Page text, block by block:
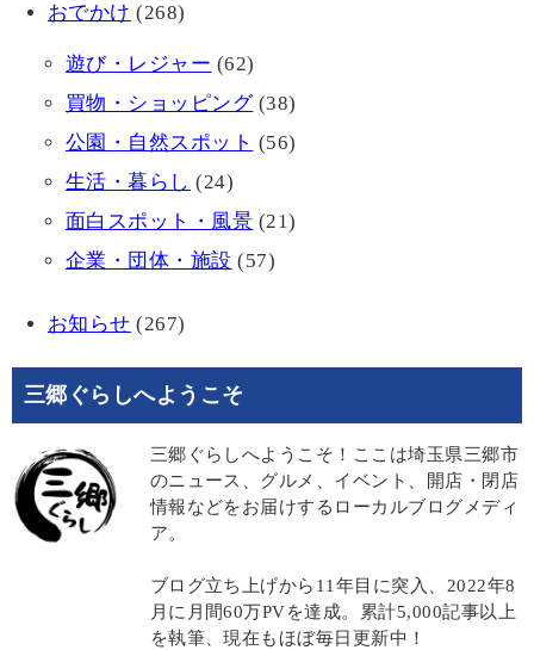
おでかけ (268)
遊び・レジャー (62)
買物・ショッピング(38)
公園・自然スポット (56)
生活・暮らし (24)
面白スポット・風景 (21)
企業・団体・施設 (57)
お知らせ (267)
三郷ぐらしへようこそ
三郷ぐらしへようこそ！ここは埼玉県三郷市
のニュース、グルメ、イベント、開店・閉店
情報などをお届けするローカルブログメディ
ア。
ブログ立ち上げから11年目に突入、2022年8
月に月間60万PVを達成。累計5,000記事以上
を執筆、現在もほぼ毎日更新中！